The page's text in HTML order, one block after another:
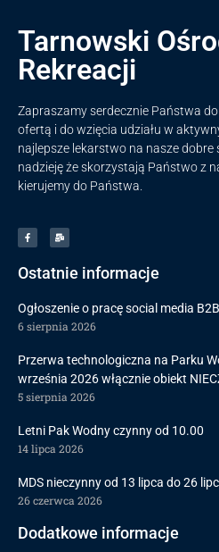
Tarnowski
Rekreacji
Zapraszamy serdecznie Państwa
ofertą i do wzięcia udziału w
najlepsze lekarstwo na nasze
nadzieję że skorzystają Państwo z
kierujemy do Państwa.
Ostatnie informacje
Ogłoszenie o pracę social media B2B
6 sierpnia 2026
Przerwa technologiczna na Parku
września 2026 włącznie obiekt
5 sierpnia 2026
Letni Pak Wodny czynny od 10.00
14 lipca 2026
MDS nieczynny od 13 lipca do 26
26 czerwca 2026
Dodatkowe informacje